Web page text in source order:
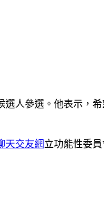
人參選。他表示，
天交友網立功能性委